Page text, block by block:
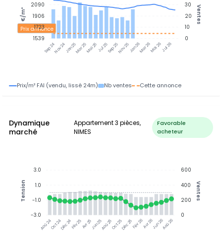
Sep 24Nov 24Jan 25Mar 25Mai 25Jul 25Sep 25Nov 25Jan 26Mar 26Mai 26Jul 26
Prix annonce
30
20
10
0
Ventes
2090
1906
1723
1539
€/m²
Prix/m² FAI (vendu, lissé 24m) Nb ventes Cette annonce
Dynamique
marché
Appartement 3 pièces,
NIMES
Favorable
acheteur
Aoû 24Oct 24Déc 24Fév 25Avr 25Jun 25Aoû 25Oct 25Déc 25Fév 26Avr 26Jun 26Aoû 26
600
400
200
0
Ventes
3.0
1.0
-1.0
-3.0
Tension